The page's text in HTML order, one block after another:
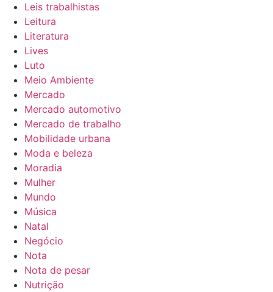
Leis trabalhistas
Leitura
Literatura
Lives
Luto
Meio Ambiente
Mercado
Mercado automotivo
Mercado de trabalho
Mobilidade urbana
Moda e beleza
Moradia
Mulher
Mundo
Música
Natal
Negócio
Nota
Nota de pesar
Nutrição